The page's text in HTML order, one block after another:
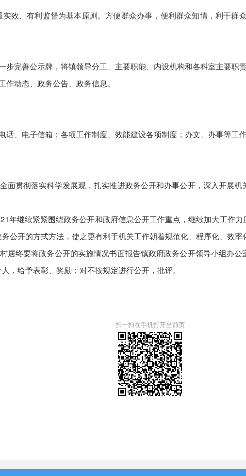
效、有利监督为基本原则。方便群众办事，便利群众知情，利于群
步完善公示牌，将镇领导分工、主要职能、内设机构和各科室主要职责
动态、政务公告、政务信息。
话、电子信箱；各项工作制度、效能建设各项制度；办文、办事等工作
面贯彻落实科学发展观，扎实推进政务公开和办事公开，深入开展
年继续紧紧围绕政务公开和政府信息公开工作重点，继续加大工作
公开的方式方法，使之更有利于机关工作朝着规范化、程序化、效率
居终要将政务公开的实施情况书面报告镇政府政务公开领导小组办
，给予表彰、奖励；对不按规定进行公开，批评。
扫一扫在手机打开当前页